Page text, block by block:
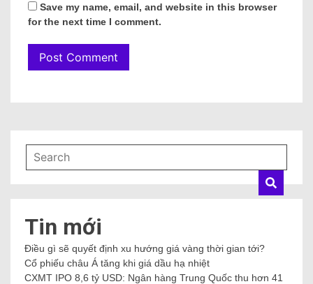
Save my name, email, and website in this browser
for the next time I comment.
Tin mới
Điều gì sẽ quyết định xu hướng giá vàng thời gian tới?
Cổ phiếu châu Á tăng khi giá dầu hạ nhiệt
CXMT IPO 8,6 tỷ USD: Ngân hàng Trung Quốc thu hơn 41